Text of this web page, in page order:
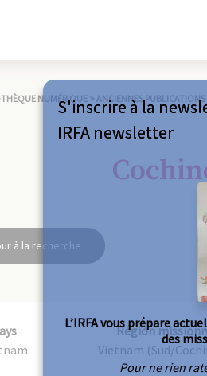
NUMÉRIQUE > ANCIENNES PUBLICATIONS
à la recherche
Région
Vietnam (Sud/
S'inscrire à la
IRFA newsletter
L’IRFA vous prépare
des
Pour ne rien